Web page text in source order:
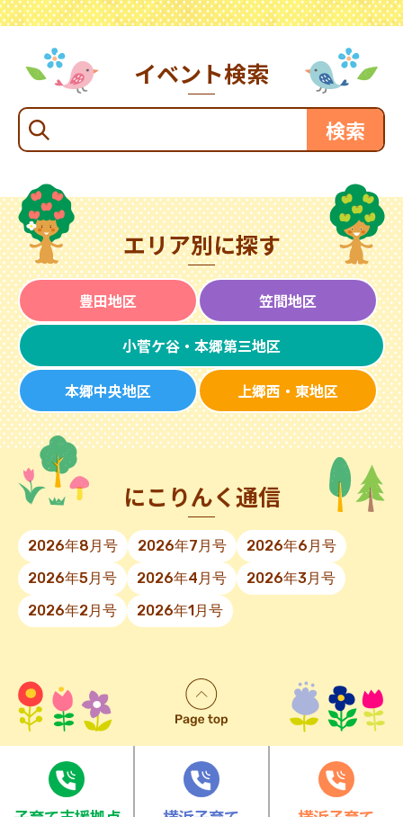
イベント検索
エリア別に探す
豊田地区 笠間地区
小菅ケ谷・本郷第三地区
本郷中央地区 上郷西・東地区
にこりんく通信
2026年8月号 2026年7月号
2026年6月号
2026年5月号
2026年4月号
2026年3月号
2026年2月号
2026年1月号